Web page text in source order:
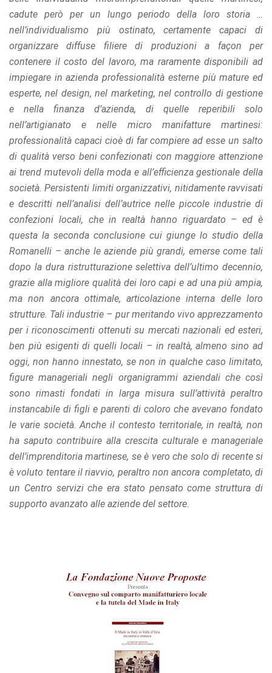
cadute però per un lungo periodo della loro storia …
nell’individualismo più ostinato, certamente capaci di
organizzare diffuse filiere di produzioni a façon per
contenere il costo del lavoro, ma raramente disponibili ad
impiegare in azienda professionalità esterne più mature ed
esperte, nel design, nel marketing, nel controllo di gestione
e nella finanza d’azienda, di quelle reperibili solo
nell’artigianato e nelle micro manifatture martinesi:
professionalità capaci cioè di far compiere ad esse un salto
di qualità verso beni confezionati con maggiore attenzione
ai trend mutevoli della moda e all’efficienza gestionale della
società. Persistenti limiti organizzativi, nitidamente ravvisati
e descritti nell’analisi dell’autrice nelle piccole industrie di
confezioni locali, che in realtà hanno riguardato – ed è
questa la seconda conclusione cui giunge lo studio della
Romanelli – anche le aziende più grandi, emerse come tali
dopo la dura ristrutturazione selettiva dell’ultimo decennio,
grazie alla migliore qualità dei loro capi e ad una più ampia,
ma non ancora ottimale, articolazione interna delle loro
strutture. Tali industrie – pur meritando vivo apprezzamento
per i riconoscimenti ottenuti su mercati nazionali ed esteri,
ben più esigenti di quelli locali – in realtà, almeno sino ad
oggi, non hanno innestato, se non in qualche caso limitato,
figure manageriali negli organigrammi aziendali che così
sono rimasti fondati in larga misura sull’attività peraltro
instancabile di figli e parenti di coloro che avevano fondato
le varie società. Anche il contesto territoriale, in realtà, non
ha saputo contribuire alla crescita culturale e manageriale
dell’imprenditoria martinese, se è vero che solo di recente si
è voluto tentare il riavvio, peraltro non ancora completato, di
un Centro servizi che era stato pensato come struttura di
supporto avanzato alle aziende del settore.